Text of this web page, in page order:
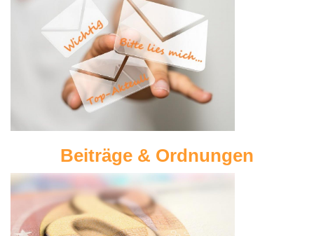
Beiträge & Ordnungen